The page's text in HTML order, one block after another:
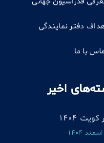
دفتر نمایندگی
با ما
اخیر
1404